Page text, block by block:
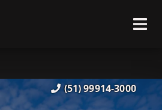
(51) 99914-3000